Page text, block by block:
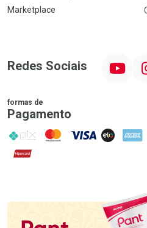
Marketplace
Redes Sociais
formas de
Pagamento
PIX MasterCard
VISA ELO AMEX
Hipercard
Promoção em